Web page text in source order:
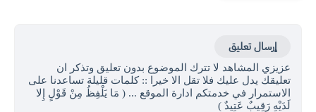
إرسال تعليق
عزيزي المشاهد لا تترك الموضوع بدون تعليق وتذكر ان
تعليقك يدل عليك فلا تقل الا خيرا :: كلمات قليلة تساعدنا على
الاستمرار في خدمتكم ادارة الموقع ... ( مَا يَلْفِظُ مِنْ قَوْلٍ إِلا
لَدَيْهِ رَقِيبٌ عَتِيدٌ )